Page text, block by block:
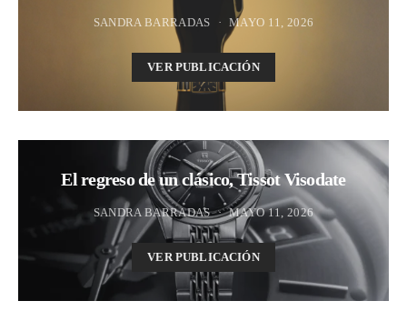
SANDRA BARRADAS MAYO 11, 2026
VER PUBLICACIÓN
El regreso de un clásico, Tissot Visodate
SANDRA BARRADAS MAYO 11, 2026
VER PUBLICACIÓN